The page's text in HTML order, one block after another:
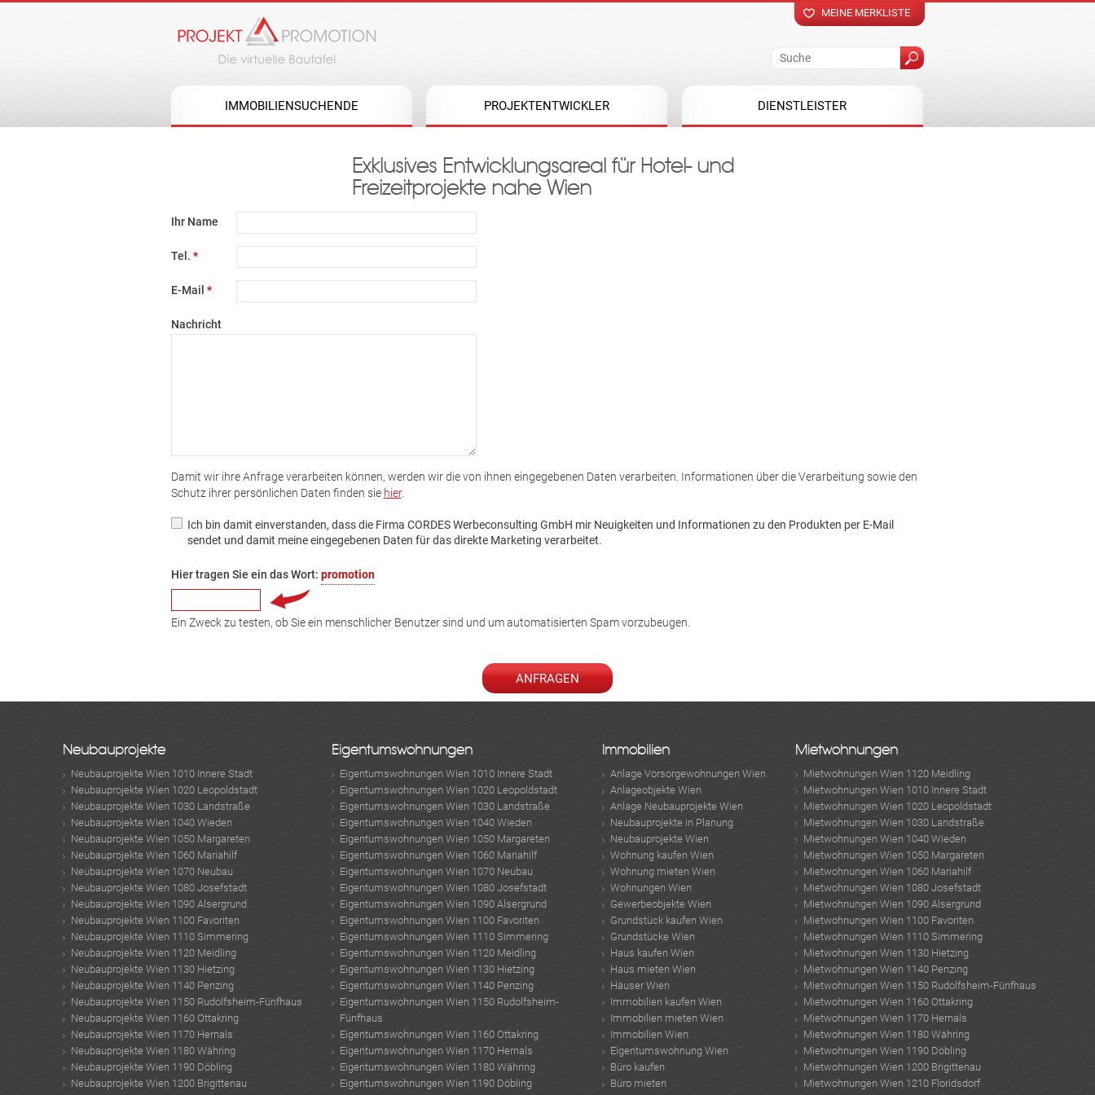
MEINE MERKLISTE
IMMOBILIENSUCHENDE PROJEKTENTWICKLER DIENSTLEISTER
Exklusives Entwicklungsareal für Hotel- und
Freizeitprojekte nahe Wien
Ihr Name
Tel. *
E-Mail *
Nachricht
Damit wir ihre Anfrage verarbeiten können, werden wir die von ihnen eingegebenen Daten verarbeiten. Informationen über die Verarbeitung sowie den
Schutz ihrer persönlichen Daten finden sie hier.
Ich bin damit einverstanden, dass die Firma CORDES Werbeconsulting GmbH mir Neuigkeiten und Informationen zu den Produkten per E-Mail
sendet und damit meine eingegebenen Daten für das direkte Marketing verarbeitet.
Hier tragen Sie ein das Wort: promotion
Ein Zweck zu testen, ob Sie ein menschlicher Benutzer sind und um automatisierten Spam vorzubeugen.
Neubauprojekte
Neubauprojekte Wien 1010 Innere Stadt
Neubauprojekte Wien 1020 Leopoldstadt
Neubauprojekte Wien 1030 Landstraße
Neubauprojekte Wien 1040 Wieden
Neubauprojekte Wien 1050 Margareten
Neubauprojekte Wien 1060 Mariahilf
Neubauprojekte Wien 1070 Neubau
Neubauprojekte Wien 1080 Josefstadt
Neubauprojekte Wien 1090 Alsergrund
Neubauprojekte Wien 1100 Favoriten
Neubauprojekte Wien 1110 Simmering
Neubauprojekte Wien 1120 Meidling
Neubauprojekte Wien 1130 Hietzing
Neubauprojekte Wien 1140 Penzing
Neubauprojekte Wien 1150 Rudolfsheim-Fünfhaus
Neubauprojekte Wien 1160 Ottakring
Neubauprojekte Wien 1170 Hernals
Neubauprojekte Wien 1180 Währing
Neubauprojekte Wien 1190 Döbling
Neubauprojekte Wien 1200 Brigittenau
Eigentumswohnungen
Eigentumswohnungen Wien 1010 Innere Stadt
Eigentumswohnungen Wien 1020 Leopoldstadt
Eigentumswohnungen Wien 1030 Landstraße
Eigentumswohnungen Wien 1040 Wieden
Eigentumswohnungen Wien 1050 Margareten
Eigentumswohnungen Wien 1060 Mariahilf
Eigentumswohnungen Wien 1070 Neubau
Eigentumswohnungen Wien 1080 Josefstadt
Eigentumswohnungen Wien 1090 Alsergrund
Eigentumswohnungen Wien 1100 Favoriten
Eigentumswohnungen Wien 1110 Simmering
Eigentumswohnungen Wien 1120 Meidling
Eigentumswohnungen Wien 1130 Hietzing
Eigentumswohnungen Wien 1140 Penzing
Eigentumswohnungen Wien 1150 Rudolfsheim-
Fünfhaus
Eigentumswohnungen Wien 1160 Ottakring
Eigentumswohnungen Wien 1170 Hernals
Eigentumswohnungen Wien 1180 Währing
Eigentumswohnungen Wien 1190 Döbling
Immobilien
Anlage Vorsorgewohnungen Wien
Anlageobjekte Wien
Anlage Neubauprojekte Wien
Neubauprojekte in Planung
Neubauprojekte Wien
Wohnung kaufen Wien
Wohnung mieten Wien
Wohnungen Wien
Gewerbeobjekte Wien
Grundstück kaufen Wien
Grundstücke Wien
Haus kaufen Wien
Haus mieten Wien
Häuser Wien
Immobilien kaufen Wien
Immobilien mieten Wien
Immobilien Wien
Eigentumswohnung Wien
Büro kaufen
Büro mieten
Mietwohnungen
Mietwohnungen Wien 1120 Meidling
Mietwohnungen Wien 1010 Innere Stadt
Mietwohnungen Wien 1020 Leopoldstadt
Mietwohnungen Wien 1030 Landstraße
Mietwohnungen Wien 1040 Wieden
Mietwohnungen Wien 1050 Margareten
Mietwohnungen Wien 1060 Mariahilf
Mietwohnungen Wien 1080 Josefstadt
Mietwohnungen Wien 1090 Alsergrund
Mietwohnungen Wien 1100 Favoriten
Mietwohnungen Wien 1110 Simmering
Mietwohnungen Wien 1130 Hietzing
Mietwohnungen Wien 1140 Penzing
Mietwohnungen Wien 1150 Rudolfsheim-Fünfhaus
Mietwohnungen Wien 1160 Ottakring
Mietwohnungen Wien 1170 Hernals
Mietwohnungen Wien 1180 Währing
Mietwohnungen Wien 1190 Döbling
Mietwohnungen Wien 1200 Brigittenau
Mietwohnungen Wien 1210 Floridsdorf